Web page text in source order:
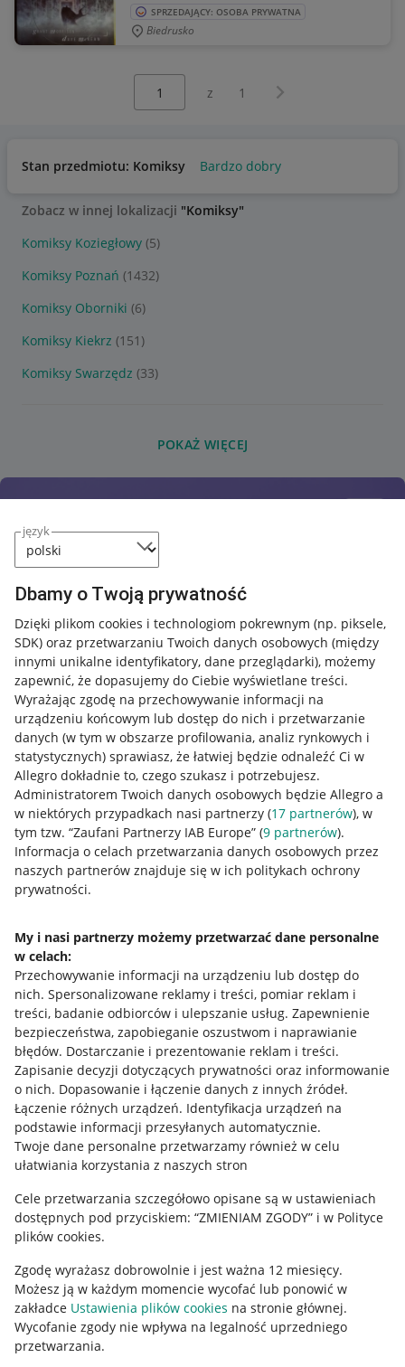
język
Dbamy o Twoją prywatność
Dzięki plikom cookies i technologiom pokrewnym (np. piksele,
SDK) oraz przetwarzaniu Twoich danych osobowych (między
innymi unikalne identyfikatory, dane przeglądarki), możemy
zapewnić, że dopasujemy do Ciebie wyświetlane treści.
Wyrażając zgodę na przechowywanie informacji na
urządzeniu końcowym lub dostęp do nich i przetwarzanie
danych (w tym w obszarze profilowania, analiz rynkowych i
statystycznych) sprawiasz, że łatwiej będzie odnaleźć Ci w
Allegro dokładnie to, czego szukasz i potrzebujesz.
Administratorem Twoich danych osobowych będzie Allegro a
w niektórych przypadkach nasi partnerzy (17 partnerów), w
tym tzw. “Zaufani Partnerzy IAB Europe” (9 partnerów).
Informacja o celach przetwarzania danych osobowych przez
naszych partnerów znajduje się w ich politykach ochrony
prywatności.
My i nasi partnerzy możemy przetwarzać dane personalne
w celach:
Przechowywanie informacji na urządzeniu lub dostęp do
nich. Spersonalizowane reklamy i treści, pomiar reklam i
treści, badanie odbiorców i ulepszanie usług. Zapewnienie
bezpieczeństwa, zapobieganie oszustwom i naprawianie
błędów. Dostarczanie i prezentowanie reklam i treści.
Zapisanie decyzji dotyczących prywatności oraz informowanie
o nich. Dopasowanie i łączenie danych z innych źródeł.
Łączenie różnych urządzeń. Identyfikacja urządzeń na
podstawie informacji przesyłanych automatycznie.
Twoje dane personalne przetwarzamy również w celu
ułatwiania korzystania z naszych stron
Cele przetwarzania szczegółowo opisane są w ustawieniach
dostępnych pod przyciskiem: “ZMIENIAM ZGODY” i w Polityce
plików cookies.
Zgodę wyrażasz dobrowolnie i jest ważna 12 miesięcy.
Możesz ją w każdym momencie wycofać lub ponowić w
zakładce Ustawienia plików cookies na stronie głównej.
Wycofanie zgody nie wpływa na legalność uprzedniego
przetwarzania.
SPRZEDAJĄCY: OSOBA PRYWATNA
Biedrusko
z 1 Następna strona
Stan przedmiotu: Komiksy Bardzo dobry
Zobacz w innej lokalizacji "Komiksy"
Komiksy Koziegłowy (5)
Komiksy Poznań (1432)
Komiksy Oborniki (6)
Komiksy Kiekrz (151)
Komiksy Swarzędz (33)
POKAŻ WIĘCEJ
Przydatne informacje
Jak to działa
Allegro Gadane dla sprzedających
Allegro Gadane dla kupujących
Mapa miejscowości
Informacje prawne
Regulamin
Polityka plików "cookies"
Ustawienia plików "cookies"
Udostępnianie lokalizacji
Informacje dla Aktu o Usługach Cyfrowych
Pobierz aplikację